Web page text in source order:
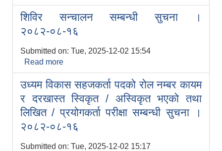
सूचना । २०८२-०८-१७
शिविर सन्चालन सम्बन्धी सुचना ।
२०८२-०८-१६
Submitted on: Tue, 2025-12-02 15:54
Read more
२०८२-०८-१६
उध्यम विकास सहजकर्ता पदको रोल नम्बर कायम
र दरखास्त स्विकृत / अस्विकृत भएको तथा
लिखित / प्रयोगकर्ता परीक्षा सम्बन्धी सुचना ।
२०८२-०८-१६
Submitted on: Tue, 2025-12-02 15:17